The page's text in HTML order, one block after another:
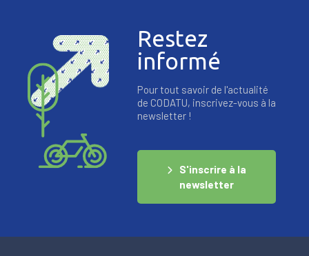
Restez
informé
Pour tout savoir de l'actualité
de CODATU, inscrivez-vous à la
newsletter !
S'inscrire à la
newsletter